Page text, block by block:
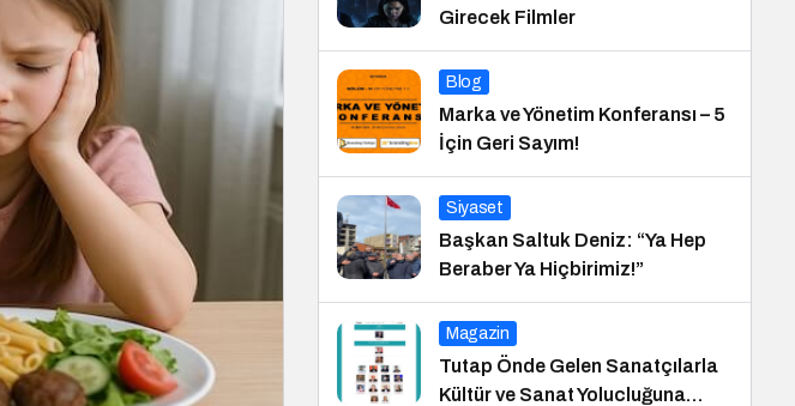
Girecek Filmler
Blog
Marka ve Yönetim Konferansı – 5
İçin Geri Sayım!
Siyaset
Başkan Saltuk Deniz: “Ya Hep
Beraber Ya Hiçbirimiz!”
Magazin
Tutap Önde Gelen Sanatçılarla
Kültür ve Sanat Yolucluğuna